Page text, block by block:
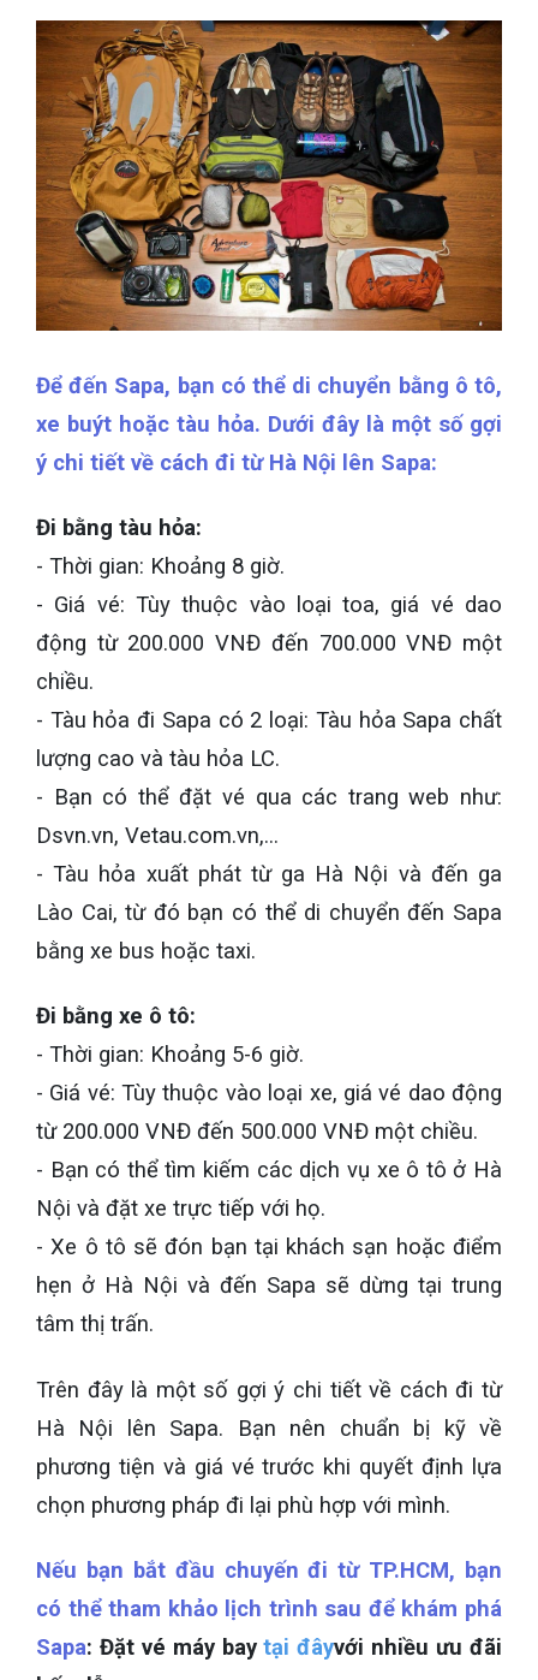
Để đến Sapa, bạn có thể di chuyển bằng ô tô,
xe buýt hoặc tàu hỏa. Dưới đây là một số gợi
ý chi tiết về cách đi từ Hà Nội lên Sapa:
Đi bằng tàu hỏa:
- Thời gian: Khoảng 8 giờ.
- Giá vé: Tùy thuộc vào loại toa, giá vé dao
động từ 200.000 VNĐ đến 700.000 VNĐ một
chiều.
- Tàu hỏa đi Sapa có 2 loại: Tàu hỏa Sapa chất
lượng cao và tàu hỏa LC.
- Bạn có thể đặt vé qua các trang web như:
Dsvn.vn, Vetau.com.vn,…
- Tàu hỏa xuất phát từ ga Hà Nội và đến ga
Lào Cai, từ đó bạn có thể di chuyển đến Sapa
bằng xe bus hoặc taxi.
Đi bằng xe ô tô:
- Thời gian: Khoảng 5-6 giờ.
- Giá vé: Tùy thuộc vào loại xe, giá vé dao động
từ 200.000 VNĐ đến 500.000 VNĐ một chiều.
- Bạn có thể tìm kiếm các dịch vụ xe ô tô ở Hà
Nội và đặt xe trực tiếp với họ.
- Xe ô tô sẽ đón bạn tại khách sạn hoặc điểm
hẹn ở Hà Nội và đến Sapa sẽ dừng tại trung
tâm thị trấn.
Trên đây là một số gợi ý chi tiết về cách đi từ
Hà Nội lên Sapa. Bạn nên chuẩn bị kỹ về
phương tiện và giá vé trước khi quyết định lựa
chọn phương pháp đi lại phù hợp với mình.
Nếu bạn bắt đầu chuyến đi từ TP.HCM, bạn
có thể tham khảo lịch trình sau để khám phá
Sapa: Đặt vé máy baytại đâyvới nhiều ưu đãi